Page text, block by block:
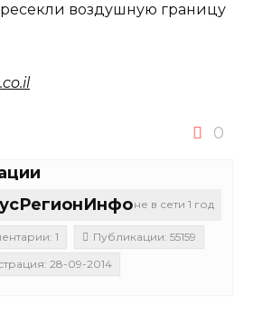
воздушную границу
0
не в сети 1 год
1
Публикации: 55159
28-09-2014